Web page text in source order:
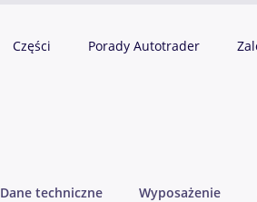
Części Porady Autotrader
Dane techniczne Wyposażenie